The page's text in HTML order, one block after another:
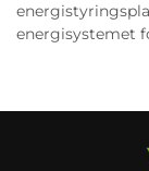
energisystemet